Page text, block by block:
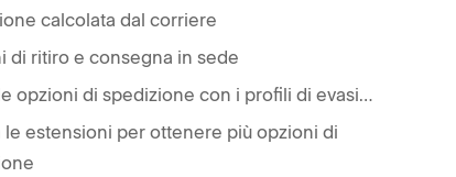
calcolata dal corriere
di ritiro e consegna in sede
Limita le opzioni di spedizione con i profili di evasione
le estensioni per ottenere più opzioni di